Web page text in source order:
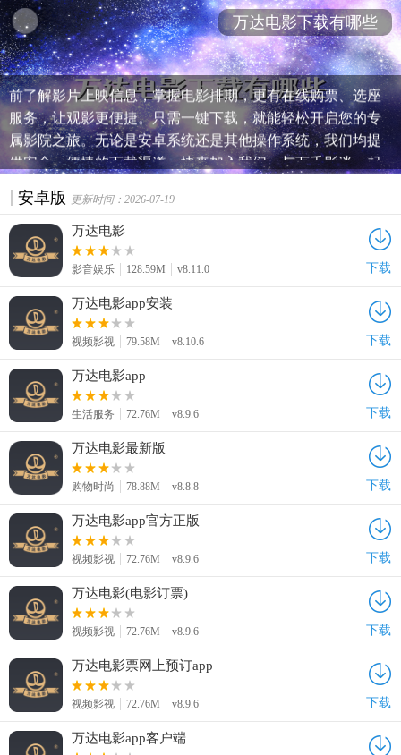
**万达电影App下载指南**： 想要随时随地享受万达电影的
精彩吗？万达电影App为您带来最新最热的电影资讯，让您提
前了解影片上映信息，掌握电影排期，更有在线购票、选座
服务，让观影更便捷。只需一键下载，就能轻松开启您的专
属影院之旅。无论是安卓系统还是其他操作系统，我们均提
供安全、便捷的下载渠道。快来加入我们，与万千影迷一起
新体验！
万达电影下载有哪些
安卓版 更新时间：2026-07-19
万达电影
影音娱乐 128.59M v8.11.0 下载
万达电影app安装
视频影视 79.58M v8.10.6 下载
万达电影app
生活服务 72.76M v8.9.6 下载
万达电影最新版
购物时尚 78.88M v8.8.8 下载
万达电影app官方正版
视频影视 72.76M v8.9.6 下载
万达电影(电影订票)
视频影视 72.76M v8.9.6 下载
万达电影票网上预订app
视频影视 72.76M v8.9.6 下载
万达电影app客户端